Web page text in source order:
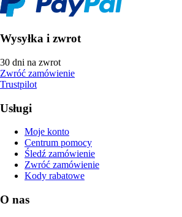
Wysyłka i zwrot
30 dni na zwrot
Zwróć zamówienie
Trustpilot
Usługi
Moje konto
Centrum pomocy
Śledź zamówienie
Zwróć zamówienie
Kody rabatowe
O nas